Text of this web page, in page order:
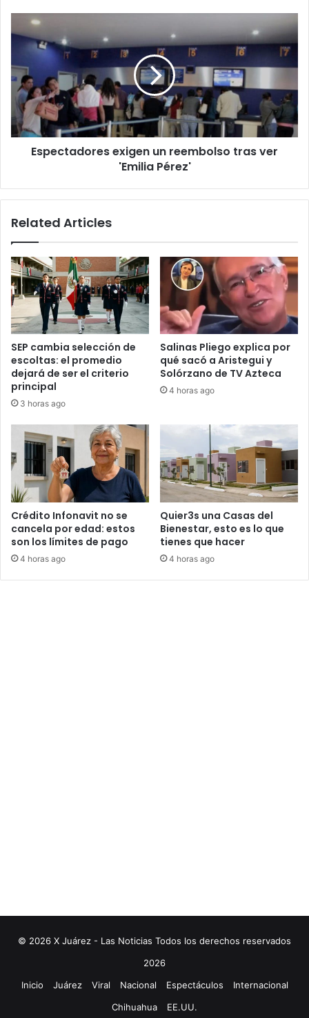
deportaciones
de
mexicanos
EU
Espectadores
exigen
reembolso
tras
ver
'Emilia
Pérez'
Espectadores exigen un reembolso tras ver
'Emilia Pérez'
Related Articles
SEP cambia selección de
escoltas: el promedio
dejará de ser el criterio
principal
3 horas ago
Salinas Pliego explica por
qué sacó a Aristegui y
Solórzano de TV Azteca
4 horas ago
Crédito Infonavit no se
cancela por edad: estos
son los límites de pago
4 horas ago
Quier3s una Casas del
Bienestar, esto es lo que
tienes que hacer
4 horas ago
© 2026 X Juárez - Las Noticias Todos los derechos reservados
2026
Inicio
Juárez Viral Nacional Espectáculos
Internacional
Chihuahua
EE.UU.